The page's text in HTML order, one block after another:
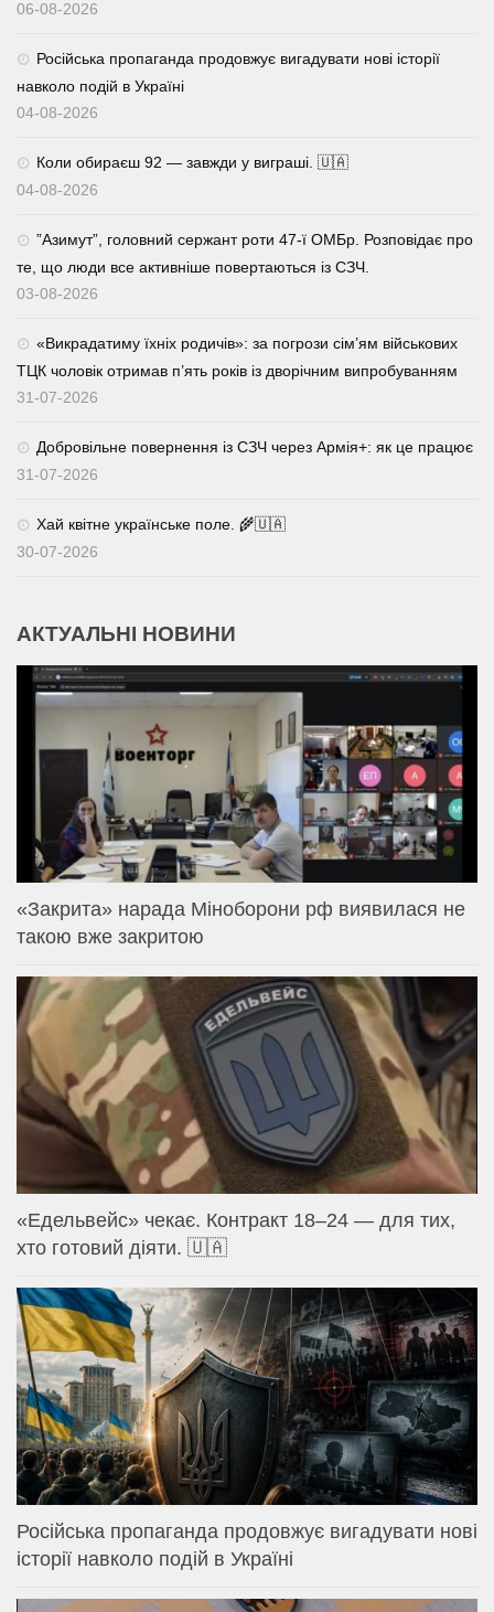
06-08-2026
Російська пропаганда продовжує вигадувати нові історії
навколо подій в Україні
04-08-2026
Коли обираєш 92 — завжди у виграші. 🇺🇦
04-08-2026
⁨”Азимут”, головний сержант роти 47-ї ОМБр. Розповідає про
те, що люди все активніше повертаються із СЗЧ.
03-08-2026
«Викрадатиму їхніх родичів»: за погрози сім’ям військових
ТЦК чоловік отримав п’ять років із дворічним випробуванням
31-07-2026
Добровільне повернення із СЗЧ через Армія+: як це працює
31-07-2026
Хай квітне українське поле. 🌾🇺🇦
30-07-2026
АКТУАЛЬНІ НОВИНИ
«Закрита» нарада Міноборони рф виявилася не
такою вже закритою
«Едельвейс» чекає. Контракт 18–24 — для тих,
хто готовий діяти. 🇺🇦
Російська пропаганда продовжує вигадувати нові
історії навколо подій в Україні